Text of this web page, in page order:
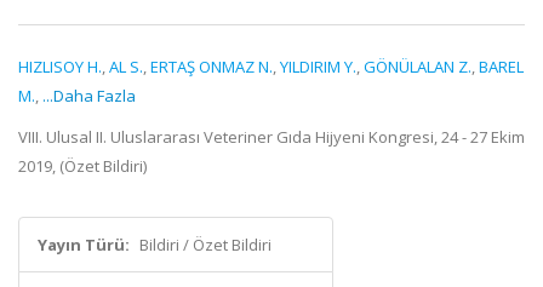
HIZLISOY H.,AL S.,ERTAŞ ONMAZ N.,YILDIRIM Y.,GÖNÜLALAN Z.,BAREL
M., ...Daha Fazla
VIII. Ulusal II. Uluslararası Veteriner Gıda Hijyeni Kongresi, 24 - 27 Ekim
2019, (Özet Bildiri)
Yayın Türü: Bildiri / Özet Bildiri